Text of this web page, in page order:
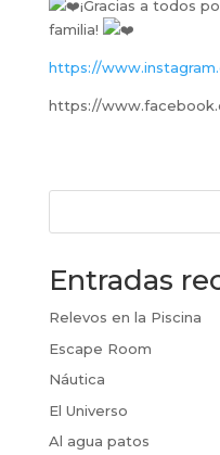
¡Gracias a todos
familia!
https://
https://
Entradas
Relevos en la Piscina
Escape Room
Náutica
El Universo
Al agua patos